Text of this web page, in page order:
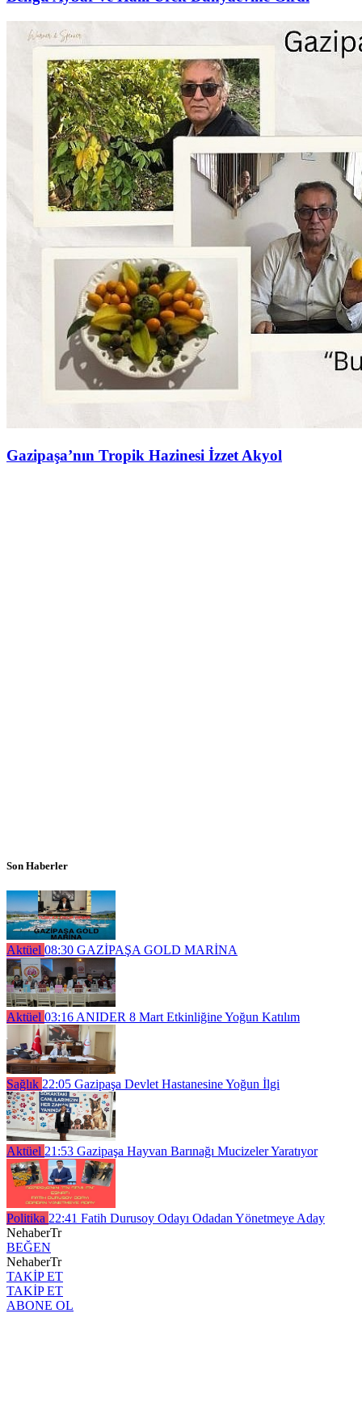
Gazipaşa’nın Tropik Hazinesi İzzet Akyol
Son Haberler
Aktüel 08:30 GAZİPAŞA GOLD MARİNA
Aktüel 03:16 ANIDER 8 Mart Etkinliğine Yoğun Katılım
Sağlık 22:05 Gazipaşa Devlet Hastanesine Yoğun İlgi
Aktüel 21:53 Gazipaşa Hayvan Barınağı Mucizeler Yaratıyor
Politika 22:41 Fatih Durusoy Odayı Odadan Yönetmeye Aday
NehaberTr
BEĞEN
NehaberTr
TAKİP ET
TAKİP ET
ABONE OL